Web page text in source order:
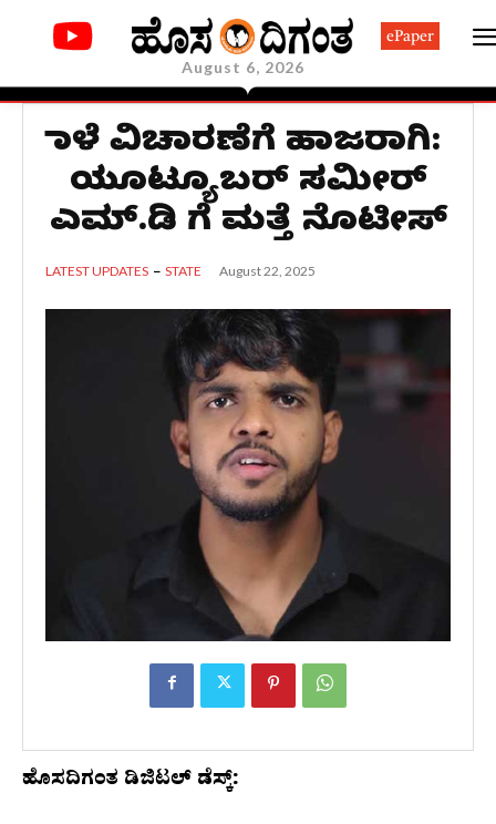
August 6, 2026
ePaper
ನಾಳೆ ವಿಚಾರಣೆಗೆ ಹಾಜರಾಗಿ:
ಯೂಟ್ಯೂಬರ್ ಸಮೀರ್
ಎಮ್.ಡಿ ಗೆ ಮತ್ತೆ ನೊಟೀಸ್
LATEST UPDATES STATE August 22, 2025
ಹೊಸದಿಗಂತ ಡಿಜಿಟಲ್ ಡೆಸ್ಕ್: